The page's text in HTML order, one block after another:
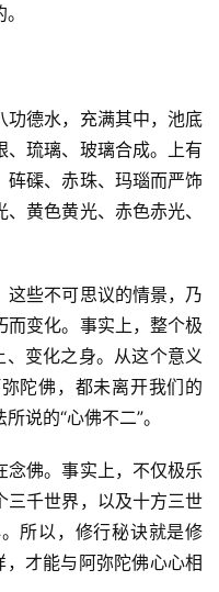
功德水，充满其中，池底
、琉璃、玻璃合成。上有
砗磲、赤珠、玛瑙而严饰
黄色黄光、赤色赤光、
这些不可思议的情景，乃
而变化。事实上，整个极
、变化之身。从这个意义
陀佛，都未离开我们的
说的“心佛不二”。
念佛。事实上，不仅极乐
三千世界，以及十方三世
所以，修行秘诀就是修
，才能与阿弥陀佛心心相